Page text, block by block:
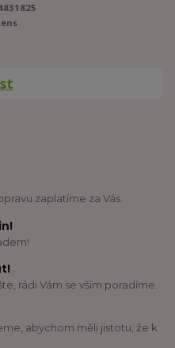
zaplatíme za Vás.
rádi Vám se vším poradíme.
abychom měli jistotu, že k